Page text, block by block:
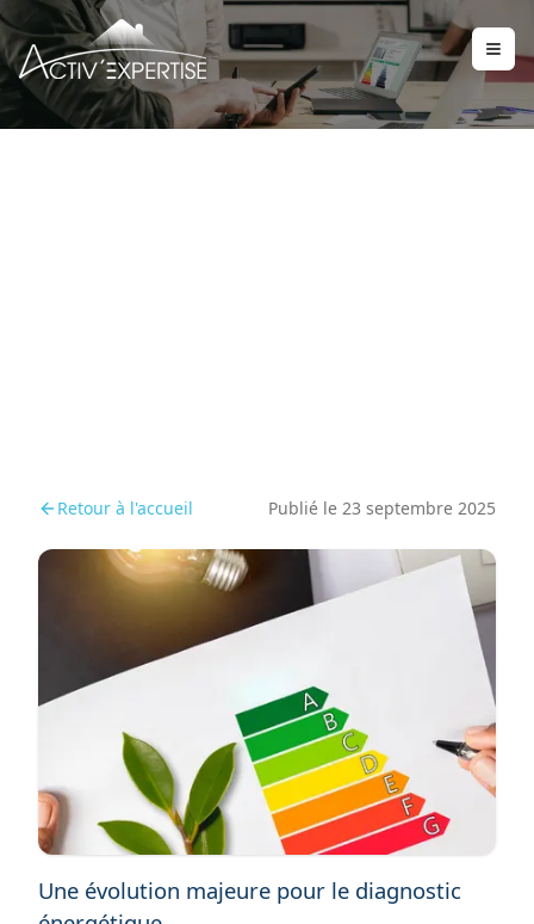
Retour à l'accueil Publié le 23 septembre 2025
Une évolution majeure pour le diagnostic